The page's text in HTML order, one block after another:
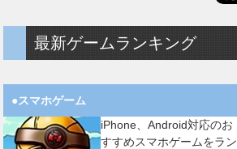
最新ゲームランキング
●スマホゲーム
iPhone、Android対応のお
すすめスマホゲームをラン